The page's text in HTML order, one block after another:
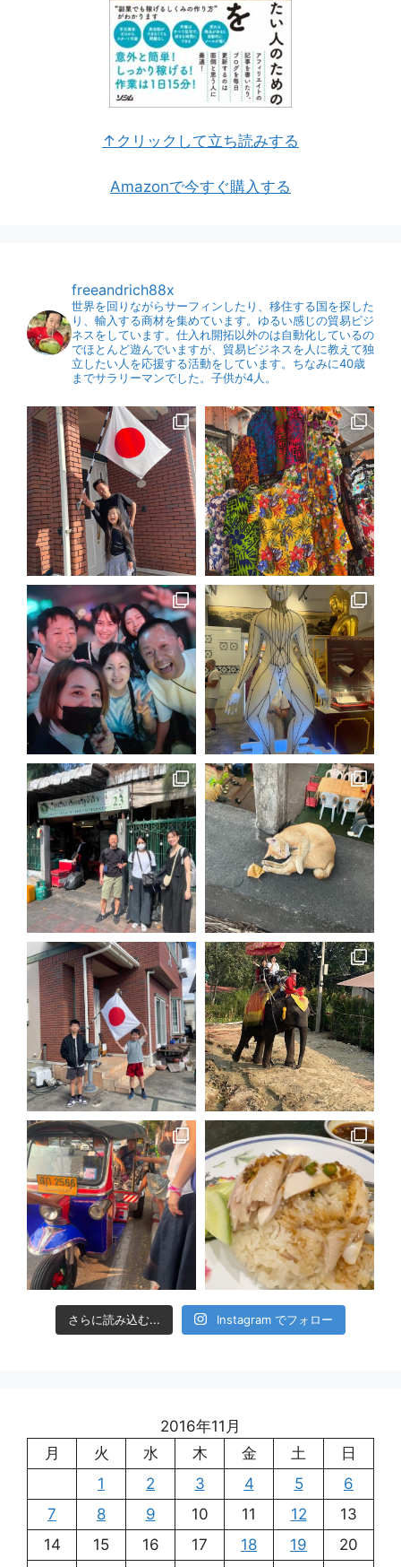
↑クリックして立ち読みする
Amazonで今すぐ購入する
freeandrich88x
世界を回りながらサーフィンしたり、移住する国を探した
り、輸入する商材を集めています。ゆるい感じの貿易ビジ
ネスをしています。仕入れ開拓以外のは自動化しているの
でほとんど遊んでいますが、貿易ビジネスを人に教えて独
立したい人を応援する活動をしています。ちなみに40歳
までサラリーマンでした。子供が4人。
さらに読み込む... Instagram でフォロー
2016年11月
月
火 水 木 金 土
日
1
2 3 4 5
6
7
8 9 10 11 12
13
14
15 16 17 18 19
20